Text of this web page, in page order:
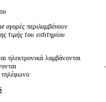
αγορές περιλαμβάνουν
τιμής του εισιτηρίου
ηλεκτρονικά λαμβάνονται
τηλέφωνο